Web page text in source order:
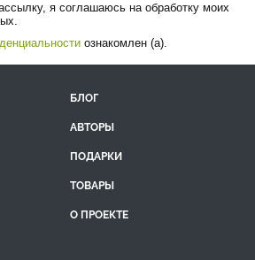
я соглашаюсь на обработку моих
ознакомлен (а).
БЛОГ
АВТОРЫ
ПОДАРКИ
ТОВАРЫ
О ПРОЕКТЕ